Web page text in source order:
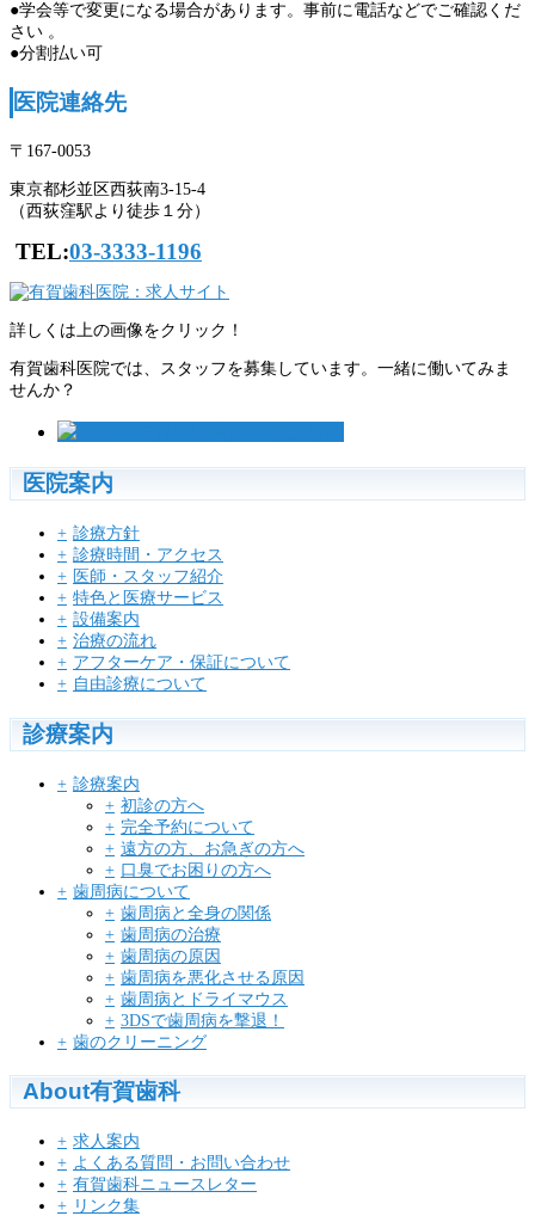
●学会等で変更になる場合があります。事前に電話などでご確認くだ
さい 。
●分割払い可
医院連絡先
〒167-0053
東京都杉並区西荻南3-15-4
（西荻窪駅より徒歩１分）
TEL:03-3333-1196
詳しくは上の画像をクリック！
有賀歯科医院では、スタッフを募集しています。一緒に働いてみま
せんか？
医院案内
診療方針
診療時間・アクセス
医師・スタッフ紹介
特色と医療サービス
設備案内
治療の流れ
アフターケア・保証について
自由診療について
診療案内
診療案内
初診の方へ
完全予約について
遠方の方、お急ぎの方へ
口臭でお困りの方へ
歯周病について
歯周病と全身の関係
歯周病の治療
歯周病の原因
歯周病を悪化させる原因
歯周病とドライマウス
3DSで歯周病を撃退！
歯のクリーニング
About有賀歯科
求人案内
よくある質問・お問い合わせ
有賀歯科ニュースレター
リンク集